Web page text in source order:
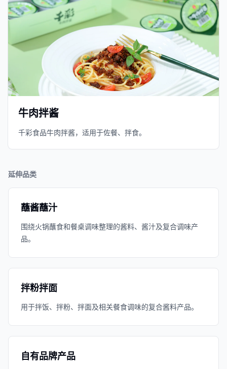
牛肉拌酱
千彩食品牛肉拌酱，适用于佐餐、拌食。
延伸品类
蘸酱蘸汁
围绕火锅蘸食和餐桌调味整理的酱料、酱汁及复合调味产
品。
拌粉拌面
用于拌饭、拌粉、拌面及相关餐食调味的复合酱料产品。
自有品牌产品